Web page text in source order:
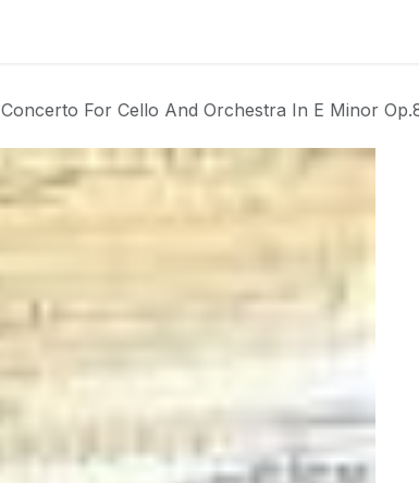
Concerto For Cello And Orchestra In E Minor